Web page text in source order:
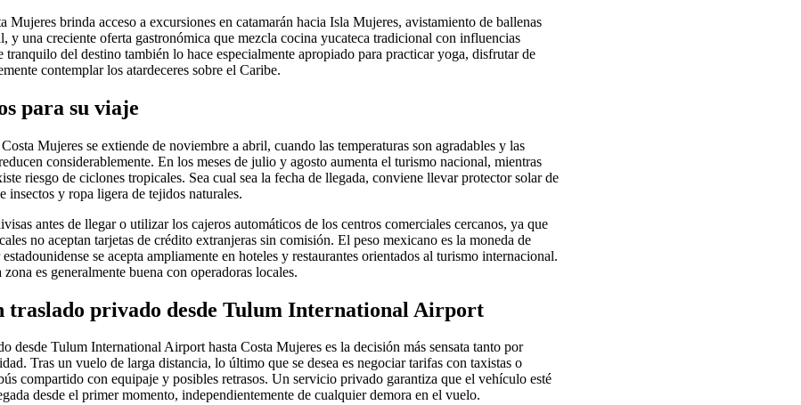
Mujeres brinda acceso a excursiones en catamarán hacia Isla Mujeres, avistamiento de ballenas
y una creciente oferta gastronómica que mezcla cocina yucateca tradicional con influencias
tranquilo del destino también lo hace especialmente apropiado para practicar yoga, disfrutar de
contemplar los atardeceres sobre el Caribe.
para su viaje
Mujeres se extiende de noviembre a abril, cuando las temperaturas son agradables y las
considerablemente. En los meses de julio y agosto aumenta el turismo nacional, mientras
riesgo de ciclones tropicales. Sea cual sea la fecha de llegada, conviene llevar protector solar de
insectos y ropa ligera de tejidos naturales.
antes de llegar o utilizar los cajeros automáticos de los centros comerciales cercanos, ya que
no aceptan tarjetas de crédito extranjeras sin comisión. El peso mexicano es la moneda de
se acepta ampliamente en hoteles y restaurantes orientados al turismo internacional.
es generalmente buena con operadoras locales.
traslado privado desde Tulum International Airport
desde Tulum International Airport hasta Costa Mujeres es la decisión más sensata tanto por
Tras un vuelo de larga distancia, lo último que se desea es negociar tarifas con taxistas o
compartido con equipaje y posibles retrasos. Un servicio privado garantiza que el vehículo esté
desde el primer momento, independientemente de cualquier demora en el vuelo.